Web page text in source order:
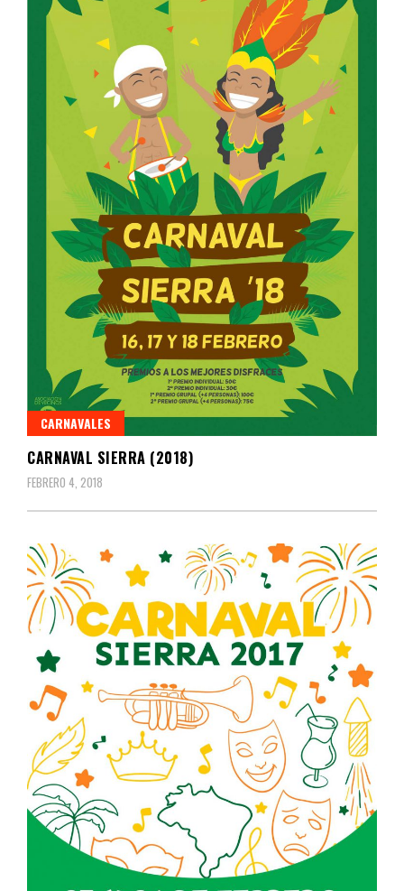
CARNAVALES
CARNAVAL SIERRA (2018)
FEBRERO 4, 2018